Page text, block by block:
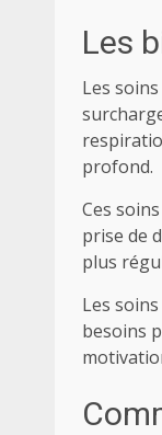
Les
Les
profond.
Ces
prise de
plus
Les
besoins